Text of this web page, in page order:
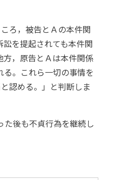
ろ，被告とＡの本件関
を提起されても本件関
，原告とＡは本件関係
。これら一切の事情を
認める。」と判断しま
後も不貞行為を継続し